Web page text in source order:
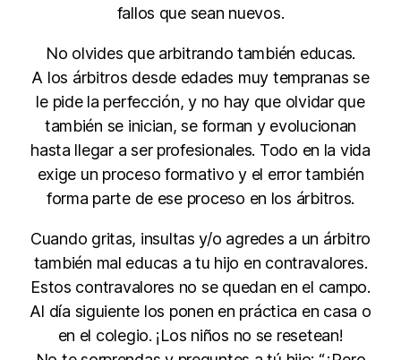
fallos que sean nuevos.
No olvides que arbitrando también educas.
A los árbitros desde edades muy tempranas se
le pide la perfección, y no hay que olvidar que
también se inician, se forman y evolucionan
hasta llegar a ser profesionales. Todo en la vida
exige un proceso formativo y el error también
forma parte de ese proceso en los árbitros.
Cuando gritas, insultas y/o agredes a un árbitro
también mal educas a tu hijo en contravalores.
Estos contravalores no se quedan en el campo.
Al día siguiente los ponen en práctica en casa o
en el colegio. ¡Los niños no se resetean!